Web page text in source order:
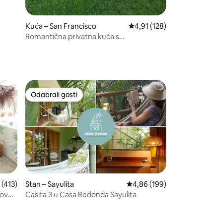
Kuća – San Francisco Prosječna ocjena:
4,91 (128)
Romantična privatna kuća s
„Odabrali gosti”
ocjena: 4,98/5, recenzija: 413
Odabrali gosti
Odabrali gosti
Stan – Sayulita Prosječna ocjena:
4,86 (199)
Casita 3 u Casa Redonda Sayulita